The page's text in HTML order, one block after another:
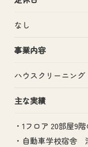
なし
事業内容
ハウスクリーニング
主な実績
・1フロア 20部屋9
・自動車学校宿舎